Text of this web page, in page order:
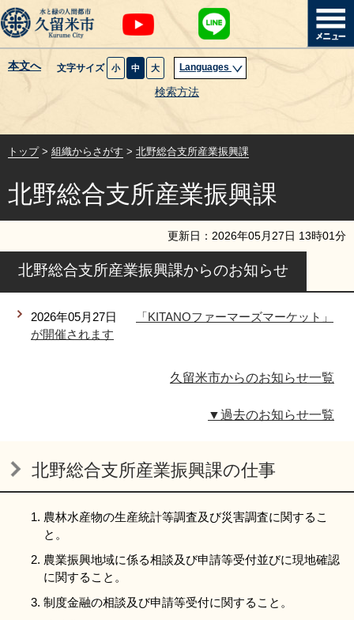
本文へ 文字サイズ 小 中 大 Languages
検索方法
暮らし・届出
健康・医療・福祉
観光魅力・イベント
創業・産業・ビジネス
計画・政策
サイトマップ
利用ガイド
プライバシーポリシー
閉じる
トップ> 組織からさがす > 北野総合支所産業振興課
北野総合支所産業振興課
更新日： 2026年05月 27日 13時01分
北野総合支所産業振興課からのお知らせ
2026年05月27日
「KITANOファーマーズマーケット」
が開催されます
久留米市からのお知らせ一覧
▼過去のお知らせ一覧
北野総合支所産業振興課の仕事
農林水産物の生産統計等調査及び災害調査に関するこ
と。
農業振興地域に係る相談及び申請等受付並びに現地確認
に関すること。
制度金融の相談及び申請等受付に関すること。